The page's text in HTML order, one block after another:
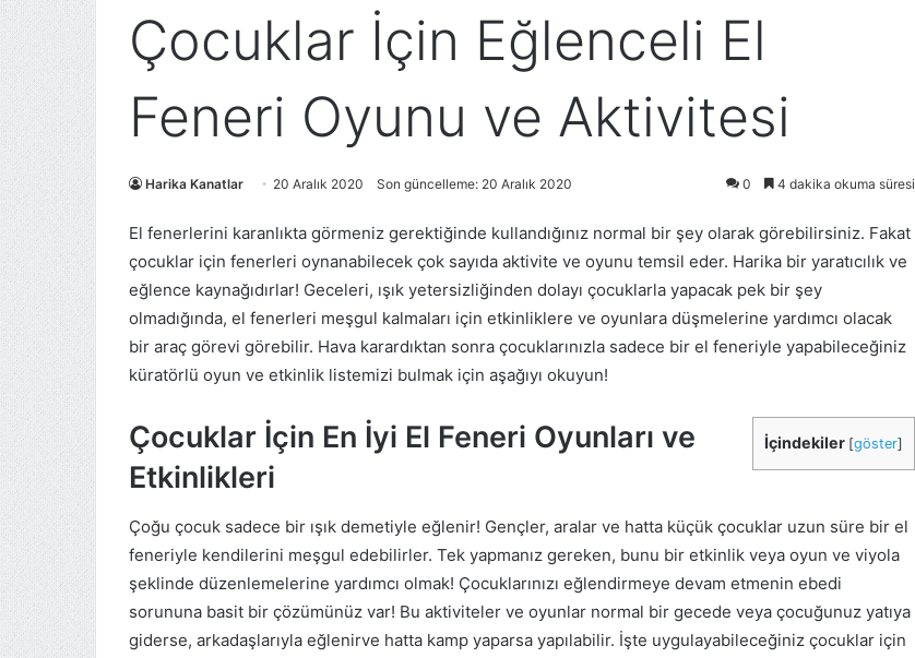
Çocuklar İçin Eğlenceli El
Feneri Oyunu ve Aktivitesi
Harika Kanatlar 20 Aralık 2020 Son güncelleme: 20 Aralık 2020 0 4 dakika okuma süresi
El fenerlerini karanlıkta görmeniz gerektiğinde kullandığınız normal bir şey olarak görebilirsiniz. Fakat
çocuklar için fenerleri oynanabilecek çok sayıda aktivite ve oyunu temsil eder. Harika bir yaratıcılık ve
eğlence kaynağıdırlar! Geceleri, ışık yetersizliğinden dolayı çocuklarla yapacak pek bir şey
olmadığında, el fenerleri meşgul kalmaları için etkinliklere ve oyunlara düşmelerine yardımcı olacak
bir araç görevi görebilir. Hava karardıktan sonra çocuklarınızla sadece bir el feneriyle yapabileceğiniz
küratörlü oyun ve etkinlik listemizi bulmak için aşağıyı okuyun!
İçindekiler [göster]
Çocuklar İçin En İyi El Feneri Oyunları ve
Etkinlikleri
Çoğu çocuk sadece bir ışık demetiyle eğlenir! Gençler, aralar ve hatta küçük çocuklar uzun süre bir el
feneriyle kendilerini meşgul edebilirler. Tek yapmanız gereken, bunu bir etkinlik veya oyun ve viyola
şeklinde düzenlemelerine yardımcı olmak! Çocuklarınızı eğlendirmeye devam etmenin ebedi
sorununa basit bir çözümünüz var! Bu aktiviteler ve oyunlar normal bir gecede veya çocuğunuz yatıya
giderse, arkadaşlarıyla eğlenirve hatta kamp yaparsa yapılabilir. İşte uygulayabileceğiniz çocuklar için